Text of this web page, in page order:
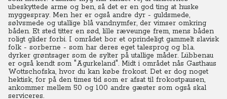
ubeskyttede arme og ben, så det er en god ting at huske
myggespray. Men her er også andre dyr - guldsmede,
sølvsmede og utallige blå vandnymfer, der vimser omkring
båden. Et sted titter en sød, lille ræveunge frem, mens båden
roligt glider forbi. I området bor et oprindeligt gammelt slavisk
folk - sorberne - som har deres eget talesprog og bl.a.
dyrker grøntsager som de sylter på utallige måder. Lübbenau
er også kendt som "Agurkeland". Midt i området nås Gasthaus
Wottschofska, hvor du kan købe frokost. Det er dog noget
hektisk, for på den times tid som er afsat til frokostpausen,
ankommer mellem 50 og 100 andre gæster som også skal
serviceres.